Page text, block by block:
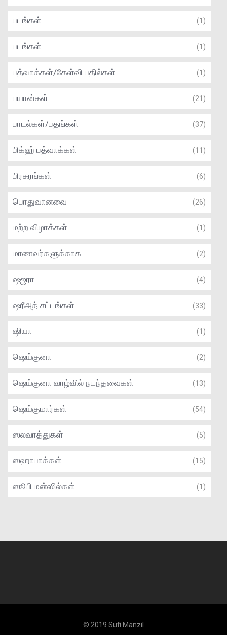
படங்கள் (1)
படங்கள் (1)
பத்வாக்கள்/கேள்வி பதில்கள் (1)
பயான்கள் (21)
பாடல்கள்/பதங்கள் (37)
பிக்ஹ் பத்வாக்கள் (11)
பிரசுரங்கள் (6)
பொதுவானவை (26)
மற்ற விழாக்கள் (1)
மாணவர்களுக்காக (2)
ஷஜரா (4)
ஷரீஅத் சட்டங்கள் (33)
ஷியா (1)
ஷெய்குனா (2)
ஷெய்குனா வாழ்வில் நடந்தவைகள் (13)
ஷெய்குமார்கள் (54)
ஸலவாத்துகள் (5)
ஸஹாபாக்கள் (15)
ஸூபி மன்ஸில்கள் (1)
© 2019 Sufi Manzil